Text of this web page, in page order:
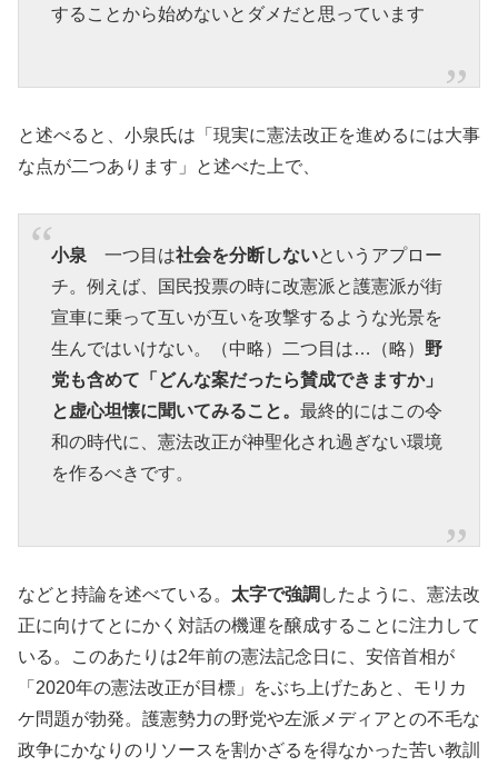
することから始めないとダメだと思っています
と述べると、小泉氏は「現実に憲法改正を進めるには大事
な点が二つあります」と述べた上で、
小泉 一つ目は社会を分断しないというアプロー
チ。例えば、国民投票の時に改憲派と護憲派が街
宣車に乗って互いが互いを攻撃するような光景を
生んではいけない。（中略）二つ目は…（略） 野
党も含めて「どんな案だったら賛成できますか」
と虚心坦懐に聞いてみること。 最終的にはこの令
和の時代に、憲法改正が神聖化され過ぎない環境
を作るべきです。
などと持論を述べている。 太字で強調 したように、憲法改
正に向けてとにかく対話の機運を醸成することに注力して
いる。このあたりは2年前の憲法記念日に、安倍首相が
「2020年の憲法改正が目標」をぶち上げたあと、モリカ
ケ問題が勃発。護憲勢力の野党や左派メディアとの不毛な
政争にかなりのリソースを割かざるを得なかった苦い教訓